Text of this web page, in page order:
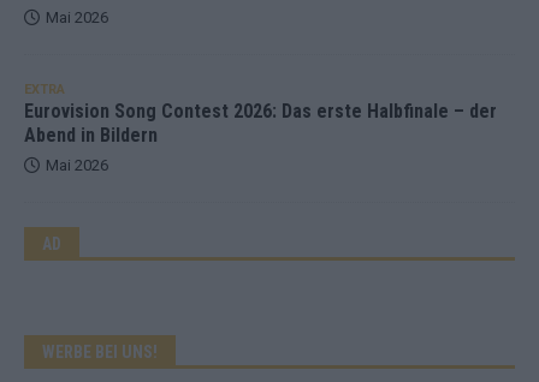
Mai 2026
EXTRA
Eurovision Song Contest 2026: Das erste Halbfinale – der
Abend in Bildern
Mai 2026
AD
WERBE BEI UNS!